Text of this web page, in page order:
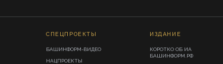
СПЕЦПРОЕКТЫ
БАШИНФОРМ-ВИДЕО
НАЦПРОЕКТЫ
ИЗДАНИЕ
КОРОТКО ОБ ИА
БАШИНФОРМ.РФ